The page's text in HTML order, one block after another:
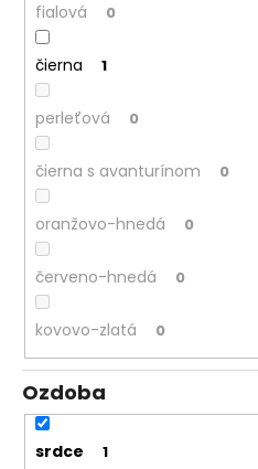
fialová 0
čierna 1
perleťová 0
čierna s avanturínom 0
oranžovo-hnedá 0
červeno-hnedá 0
kovovo-zlatá 0
Ozdoba
srdce 1